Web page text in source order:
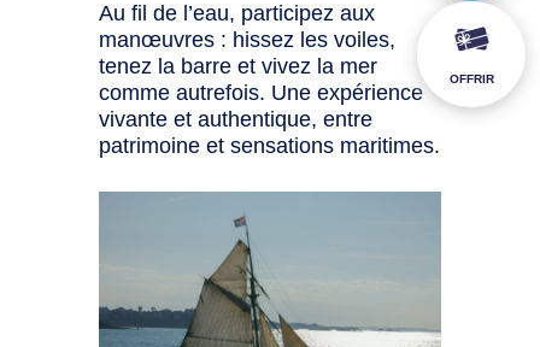
Au fil de l’eau, participez aux
manœuvres : hissez les voiles,
tenez la barre et vivez la mer
comme autrefois. Une expérience
vivante et authentique, entre
patrimoine et sensations maritimes.
OFFRIR